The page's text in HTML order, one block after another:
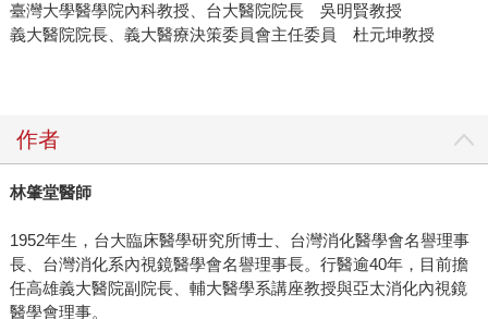
臺灣大學醫學院內科教授、台大醫院院長 吳明賢教授
義大醫院院長、義大醫療決策委員會主任委員 杜元坤教授
作者
林肇堂醫師
1952年生，台大臨床醫學研究所博士、台灣消化醫學會名譽理事
長、台灣消化系內視鏡醫學會名譽理事長。行醫逾40年，目前擔
任高雄義大醫院副院長、輔大醫學系講座教授與亞太消化內視鏡
醫學會理事。